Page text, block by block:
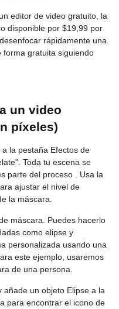
editor de video gratuito, la
disponible por $19,99 por
rápidamente una
forma gratuita siguiendo
un video
píxeles)
la pestaña Efectos de
Toda tu escena se
parte del proceso . Usa la
ajustar el nivel de
la máscara.
máscara. Puedes hacerlo
como elipse y
personalizada usando una
este ejemplo, usaremos
de una persona.
añade un objeto Elipse a la
para encontrar el icono de